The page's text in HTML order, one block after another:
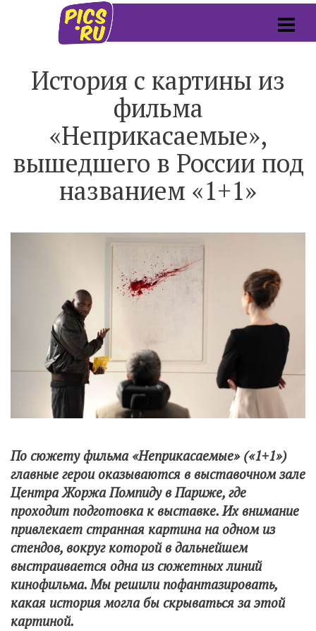
История с картины из
фильма
«Неприкасаемые»,
вышедшего в России под
названием «1+1»
По сюжету фильма «Неприкасаемые» («1+1»)
главные герои оказываются в выставочном зале
Центра Жоржа Помпиду в Париже, где
проходит подготовка к выставке. Их внимание
привлекает странная картина на одном из
стендов, вокруг которой в дальнейшем
выстраивается одна из сюжетных линий
кинофильма. Мы решили пофантазировать,
какая история могла бы скрываться за этой
картиной.